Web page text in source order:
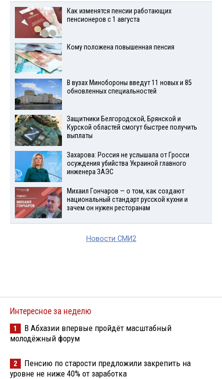
Как изменятся пенсии работающих
пенсионеров с 1 августа
Кому положена повышенная пенсия
В вузах Минобороны введут 11 новых и 85
обновленных специальностей
Защитники Белгородской, Брянской и
Курской областей смогут быстрее получить
выплаты
Захарова: Россия не услышала от Гросси
осуждения убийства Украиной главного
инженера ЗАЭС
Михаил Гончаров — о том, как создают
национальный стандарт русской кухни и
зачем он нужен ресторанам
Новости СМИ2
Интересное за неделю
1
В Абхазии впервые пройдёт масштабный
молодёжный форум
2
Пенсию по старости предложили закрепить на
уровне не ниже 40% от заработка